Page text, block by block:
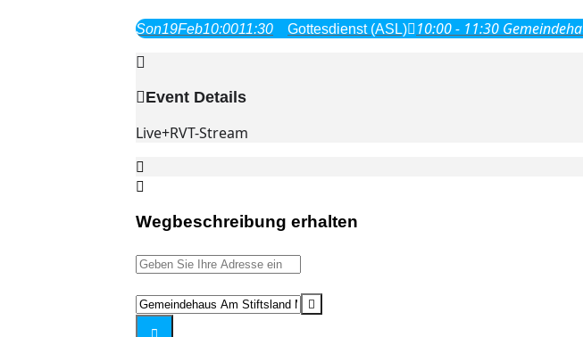
Son19Feb10:0011:30 Gottesdienst (ASL) 10:00 - 11:30
Event Details
Live+RVT-Stream
Wegbeschreibung erhalten
Address
Gottesdienst
(ASL)
Destination
Address